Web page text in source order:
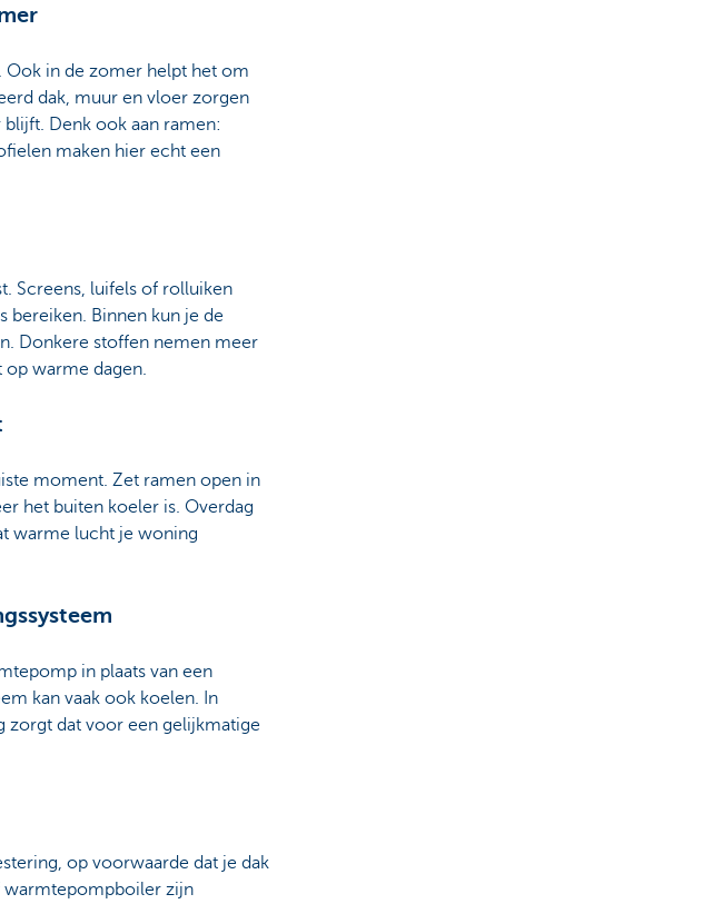
Ook in de zomer helpt het om
dak, muur en vloer zorgen
Denk ook aan ramen:
maken hier echt een
Screens, luifels of rolluiken
bereiken. Binnen kun je de
Donkere stoffen nemen meer
warme dagen.
moment. Zet ramen open in
het buiten koeler is. Overdag
warme lucht je woning
in plaats van een
kan vaak ook koelen. In
dat voor een gelijkmatige
op voorwaarde dat je dak
warmtepompboiler zijn